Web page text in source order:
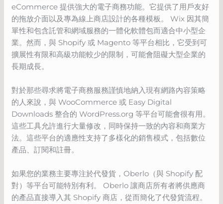
eCommerce 提供強大的電子商務功能。它提供了用戶友好
的拖放介面以及專為線上商店設計的各種模板。 Wix 因其簡
單性和包含託管和網域服務的一體化軟體包而適合中小型企
業。然而，與 Shopify 或 Magento 等平台相比，它受到可
擴展性有限和高級功能較少的限制，可能會阻礙大型企業的
長期成長。
對於那些尋求將電子商務服務謹慎地納入現有網路內容策略
的人來說，與 WooCommerce 或 Easy Digital
Downloads 整合的 WordPress.org 等平台可能會很有用。
這些工具允許進行大量修改，同時保持一致的內容和商業方
法。這些平台的適應性支持了多樣化的銷售模式，包括數位
產品、訂閱和註冊。
如果您的業務主要專注於代發貨，Oberlo（與 Shopify 配
對）等平台可能特別有利。 Oberlo 讓商店所有者將供應商
的產品直接導入其 Shopify 商店，從而簡化了代發貨流程。